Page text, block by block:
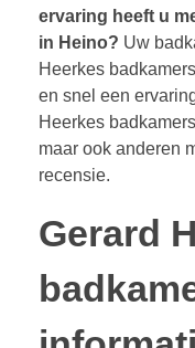
ervaring heeft u
in Heino? Uw
Heerkes
en snel een
Heerkes
maar ook anderen
recensie.
Gerard